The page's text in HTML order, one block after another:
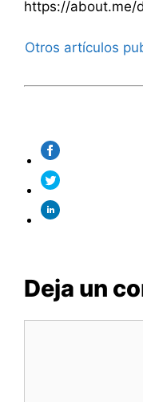
https://about.me/
Otros artículos
Deja un